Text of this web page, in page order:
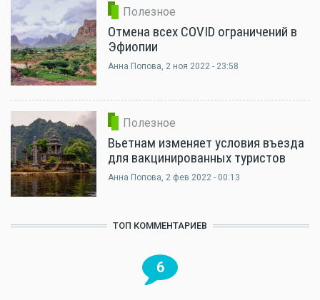
Полезное
Отмена всех COVID ограничений в
Эфиопии
Анна Попова, 2 ноя 2022 - 23:58
Полезное
Вьетнам изменяет условия въезда
для вакцинированных туристов
Анна Попова, 2 фев 2022 - 00:13
ТОП КОММЕНТАРИЕВ
6